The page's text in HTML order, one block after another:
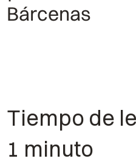
Bárcenas
Tiempo de
1 minuto